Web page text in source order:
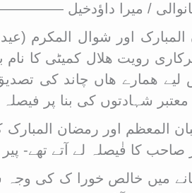
/ میرا داؤدخیل
اور شوال المکرم
رویت ھلال کمیٹی کا نام
لیے ھمارے ھاں چاند کی
شہادتوں کی بنا پر فیصلہ
المعظم اور رمضان
صاحب کا فٰیصلہ لے آتے تھے-
میں خالص خورا ک کی وجہ